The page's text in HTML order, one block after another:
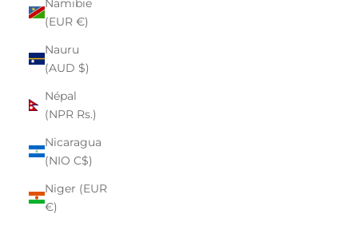
Namibie
(EUR €)
Nauru
(AUD $)
Népal
(NPR Rs.)
Nicaragua
(NIO C$)
Niger (EUR
€)